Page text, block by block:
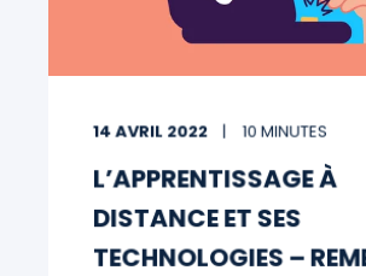
14 AVRIL 2022 10 MINUTES
L’APPRENTISSAGE À
DISTANCE ET SES
TECHNOLOGIES –